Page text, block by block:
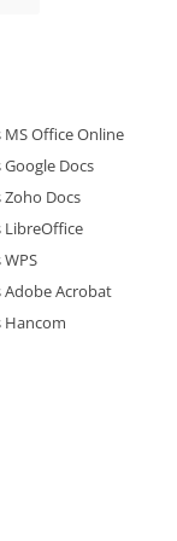
MS Office Online
Google Docs
Zoho Docs
LibreOffice
WPS
Adobe Acrobat
Hancom